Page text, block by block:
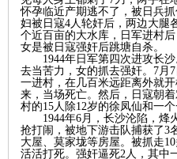
怀孕临近产期逃不了，被日兵
妇被日寇4人轮奸后，两边大腿
个近百亩的大水库，日军进村
女是被日寇强奸后跳塘自杀。
1944年日军第四次进攻长
去当苦力，女的抓去强奸。7月
一进村，在几百米远距离外就
来，当场死亡。然后，日寇朝
村的15人除12岁的徐凤仙和一
1944年6月，长沙沦陷，
抢打闹，被地下游击队捕获了3
大屋、莫家垅等房屋。被抓走
活活打死。强奸逼死2人，其中